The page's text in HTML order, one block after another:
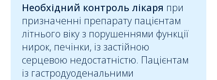
Необхідний контроль лікаря при
призначенні препарату пацієнтам
літнього віку з порушеннями функції
нирок, печінки, із застійною
серцевою недостатністю. Пацієнтам
із гастродуоденальними